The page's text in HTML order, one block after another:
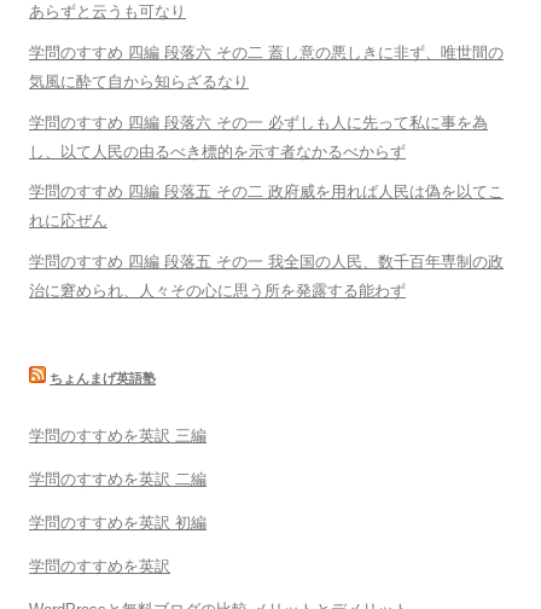
あらずと云うも可なり
学問のすすめ 四編 段落六 その二 蓋し意の悪しきに非ず、唯世間の
気風に酔て自から知らざるなり
学問のすすめ 四編 段落六 その一 必ずしも人に先って私に事を為
し、以て人民の由るべき標的を示す者なかるべからず
学問のすすめ 四編 段落五 その二 政府威を用れば人民は偽を以てこ
れに応ぜん
学問のすすめ 四編 段落五 その一 我全国の人民、数千百年専制の政
治に窘められ、人々その心に思う所を発露する能わず
ちょんまげ英語塾
学問のすすめを英訳 三編
学問のすすめを英訳 二編
学問のすすめを英訳 初編
学問のすすめを英訳